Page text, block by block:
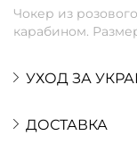
Чокер из
карабином.
УХОД ЗА
ДОСТАВКА